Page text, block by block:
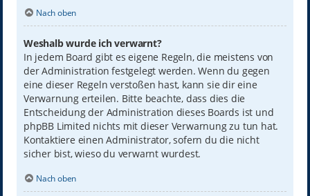
Nach oben
Weshalb wurde ich verwarnt?
In jedem Board gibt es eigene Regeln, die meistens von
der Administration festgelegt werden. Wenn du gegen
eine dieser Regeln verstoßen hast, kann sie dir eine
Verwarnung erteilen. Bitte beachte, dass dies die
Entscheidung der Administration dieses Boards ist und
phpBB Limited nichts mit dieser Verwarnung zu tun hat.
Kontaktiere einen Administrator, sofern du die nicht
sicher bist, wieso du verwarnt wurdest.
Nach oben